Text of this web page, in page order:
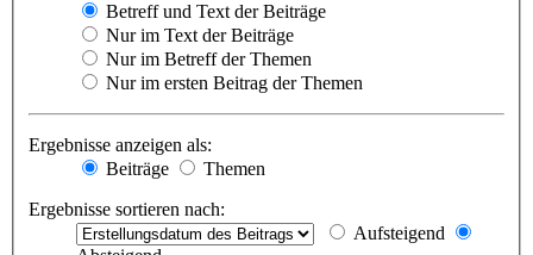
Betreff und Text der Beiträge
Nur im Text der Beiträge
Nur im Betreff der Themen
Nur im ersten Beitrag der Themen
Ergebnisse anzeigen als:
Beiträge
Themen
Ergebnisse sortieren nach:
Aufsteigend